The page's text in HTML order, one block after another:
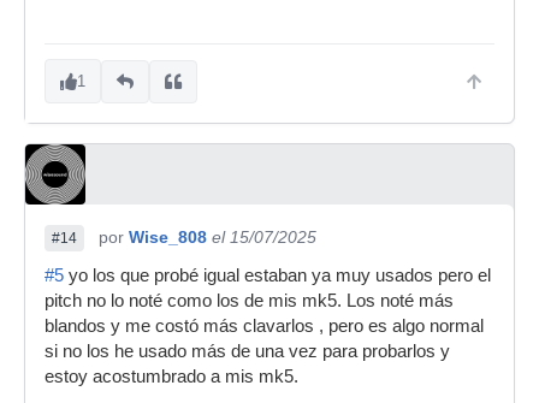
1
#14 por Wise_808 el 15/07/2025
#5 yo los que probé igual estaban ya muy usados pero el
pitch no lo noté como los de mis mk5. Los noté más
blandos y me costó más clavarlos , pero es algo normal
si no los he usado más de una vez para probarlos y
estoy acostumbrado a mis mk5.